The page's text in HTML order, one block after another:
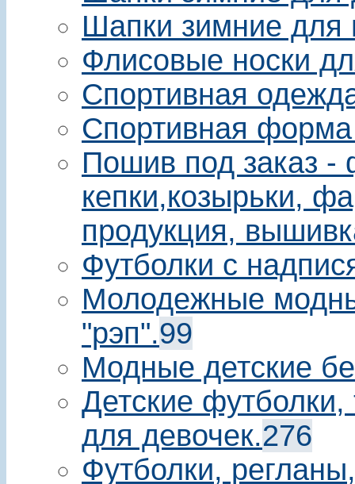
Шапки зимние для
Флисовые носки
Спортивная
Спортивная
Пошив под заказ -
кепки,козырьки,
продукция,
Футболки с
Молодежные
"рэп".99
Модные детские
Детские
для девочек.276
Футболки,